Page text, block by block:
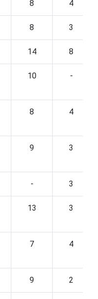
8 4
8 3
14 8
10 -
8 4
9 3
- 3
13 3
7 4
9 2